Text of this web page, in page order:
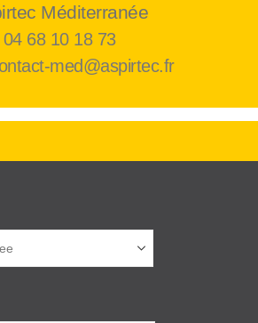
Méditerranée
04 68 10 18 73
med@aspirtec.fr